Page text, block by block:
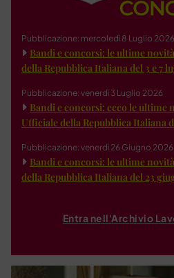
Pubblicazione: mercoledì 8 Luglio 2026
Bandi e concorsi: le ultime
della Repubblica Italiana del 3 e 7
Pubblicazione: venerdì 3 Luglio 2026
Bandi e concorsi: ecco le ultime
Ufficiale della Repubblica Italiana
Pubblicazione: venerdì 26 Giugno 2026
Bandi e concorsi: le ultime
della Repubblica Italiana del 23
Entra nell'Archivio